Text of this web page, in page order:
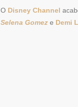
O Disney Channel
Selena Gomez e Demi